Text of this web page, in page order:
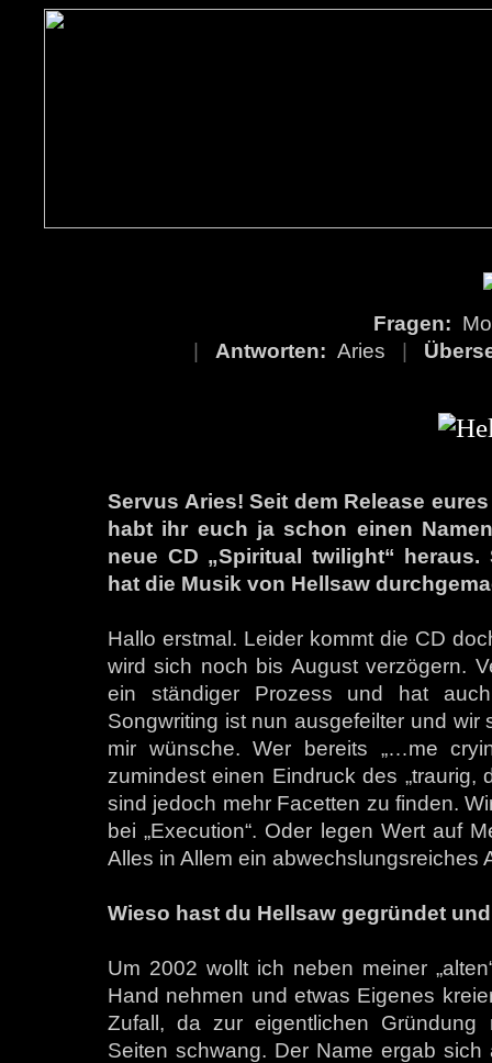
Fragen:
Antworten: Aries
Servus Aries! Seit dem Release
habt ihr euch ja schon einen
neue CD „Spiritual twilight“
hat die Musik von Hellsaw
Hallo erstmal. Leider kommt die CD
wird sich noch bis August verzögern.
ein ständiger Prozess und hat
Songwriting ist nun ausgefeilter und
mir wünsche. Wer bereits „…me
zumindest einen Eindruck des „traurig,
sind jedoch mehr Facetten zu finden.
bei „Execution“. Oder legen Wert auf
Alles in Allem ein abwechslungsreiches
Wieso hast du Hellsaw gegründet
Um 2002 wollt ich neben meiner
Hand nehmen und etwas Eigenes
Zufall, da zur eigentlichen Gründung
Seiten schwang. Der Name ergab